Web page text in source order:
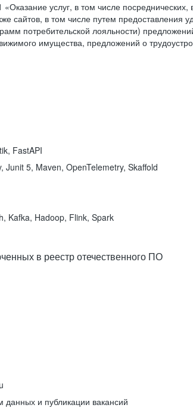
«Оказание услуг, в том числе
сайтов, в том числе путем
потребительской лояльности)
имущества, предложений о
FastAPI
5, Maven, OpenTelemetry, Skaffold
Kafka, Hadoop, Flink, Spark
в реестр отечественного ПО
и публикации вакансий